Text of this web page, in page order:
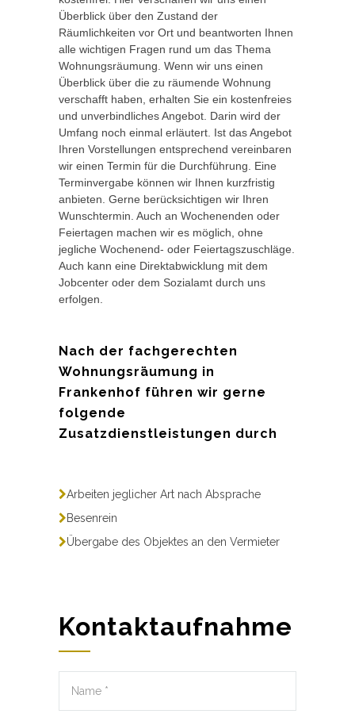
Überblick über den Zustand der
Räumlichkeiten vor Ort und beantworten Ihnen
alle wichtigen Fragen rund um das Thema
Wohnungsräumung. Wenn wir uns einen
Überblick über die zu räumende Wohnung
verschafft haben, erhalten Sie ein kostenfreies
und unverbindliches Angebot. Darin wird der
Umfang noch einmal erläutert. Ist das Angebot
Ihren Vorstellungen entsprechend vereinbaren
wir einen Termin für die Durchführung. Eine
Terminvergabe können wir Ihnen kurzfristig
anbieten. Gerne berücksichtigen wir Ihren
Wunschtermin. Auch an Wochenenden oder
Feiertagen machen wir es möglich, ohne
jegliche Wochenend- oder Feiertagszuschläge.
Auch kann eine Direktabwicklung mit dem
Jobcenter oder dem Sozialamt durch uns
erfolgen.
Nach der fachgerechten
Wohnungsräumung in
Frankenhof führen wir gerne
folgende
Zusatzdienstleistungen durch
Arbeiten jeglicher Art nach Absprache
Besenrein
Übergabe des Objektes an den Vermieter
Kontaktaufnahme